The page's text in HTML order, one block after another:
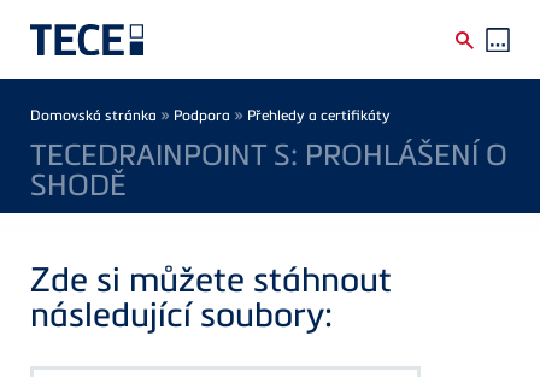
Breadcrumb
Domovská stránka » Podpora » Přehledy a certifikáty
TECEDRAINPOINT S: PROHLÁŠENÍ O
SHODĚ
Zde si můžete stáhnout
následující soubory: